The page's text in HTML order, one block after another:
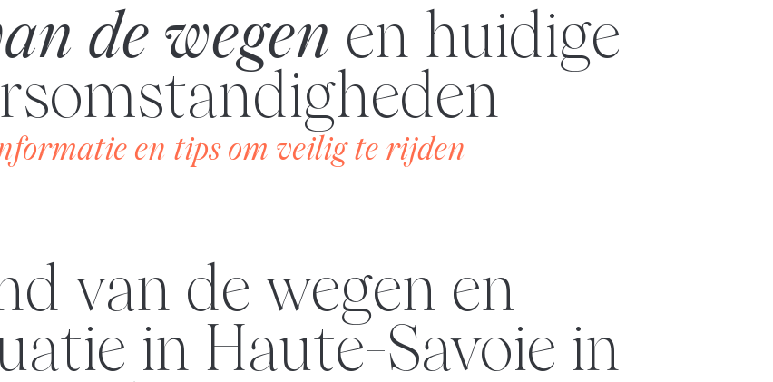
de wegen en huidige
en tips om veilig te rijden
in Haute-Savoie in